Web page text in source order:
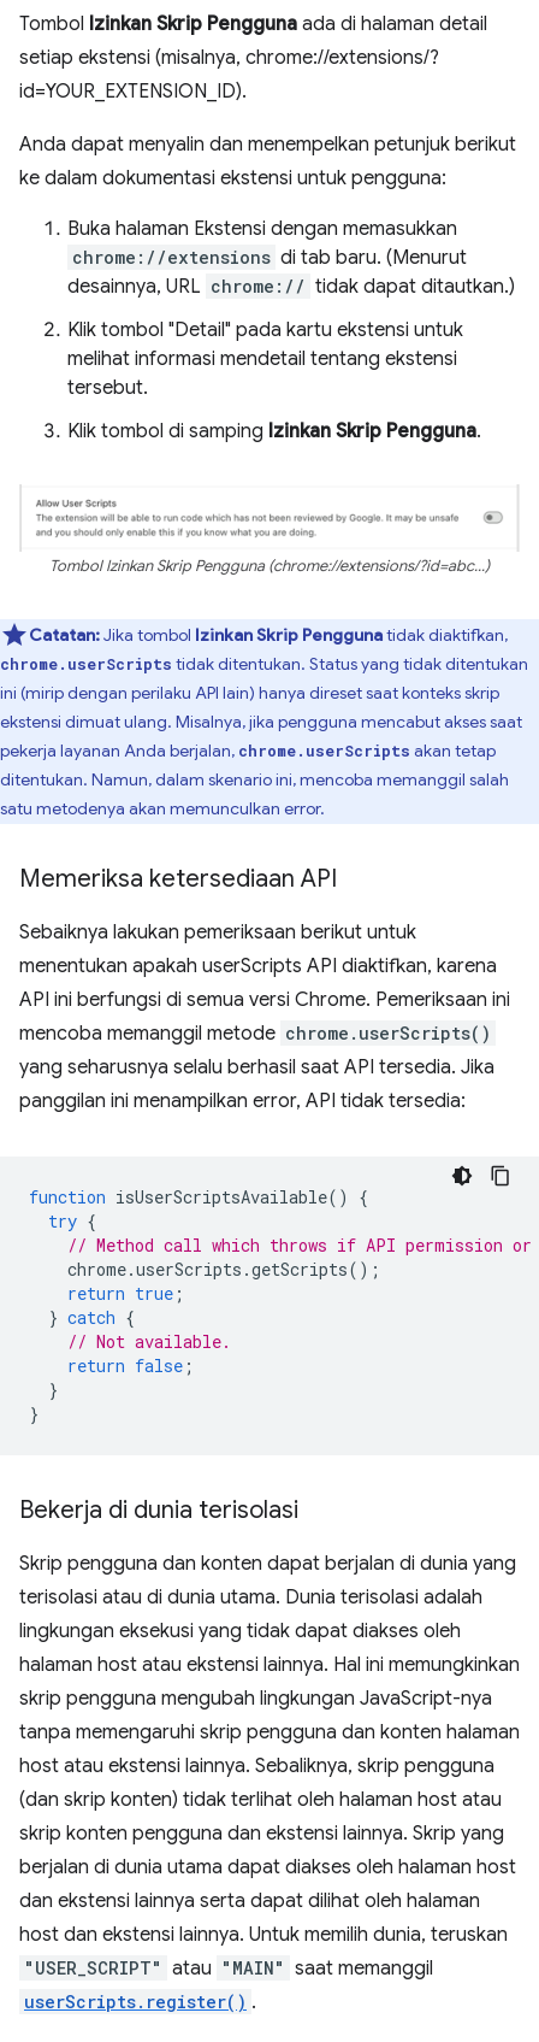
Tombol Izinkan Skrip Pengguna ada di halaman detail
setiap ekstensi (misalnya, chrome://extensions/?
id=YOUR_EXTENSION_ID).
Anda dapat menyalin dan menempelkan petunjuk berikut
ke dalam dokumentasi ekstensi untuk pengguna:
Buka halaman Ekstensi dengan memasukkan
chrome://extensions di tab baru. (Menurut
desainnya, URL chrome:// tidak dapat ditautkan.)
Klik tombol "Detail" pada kartu ekstensi untuk
melihat informasi mendetail tentang ekstensi
tersebut.
Klik tombol di samping Izinkan Skrip Pengguna.
Tombol Izinkan Skrip Pengguna (chrome://extensions/?id=abc...)
Catatan:Jika tombol Izinkan Skrip Penggunatidak diaktifkan,
chrome.userScripts tidak ditentukan. Status yang tidak ditentukan
ini (mirip dengan perilaku API lain) hanya direset saat konteks skrip
ekstensi dimuat ulang. Misalnya, jika pengguna mencabut akses saat
pekerja layanan Anda berjalan, chrome.userScripts akan tetap
ditentukan. Namun, dalam skenario ini, mencoba memanggil salah
satu metodenya akan memunculkan error.
Memeriksa ketersediaan API
Sebaiknya lakukan pemeriksaan berikut untuk
menentukan apakah userScripts API diaktifkan, karena
API ini berfungsi di semua versi Chrome. Pemeriksaan ini
mencoba memanggil metode chrome.userScripts()
yang seharusnya selalu berhasil saat API tersedia. Jika
panggilan ini menampilkan error, API tidak tersedia:
function isUserScriptsAvailable()
{
try {
// Method call which throws if API permission
chrome.userScripts .getScripts();
return true ;
} catch {
// Not available.
return false ;
}
}
Bekerja di dunia terisolasi
Skrip pengguna dan konten dapat berjalan di dunia yang
terisolasi atau di dunia utama. Dunia terisolasi adalah
lingkungan eksekusi yang tidak dapat diakses oleh
halaman host atau ekstensi lainnya. Hal ini memungkinkan
skrip pengguna mengubah lingkungan JavaScript-nya
tanpa memengaruhi skrip pengguna dan konten halaman
host atau ekstensi lainnya. Sebaliknya, skrip pengguna
(dan skrip konten) tidak terlihat oleh halaman host atau
skrip konten pengguna dan ekstensi lainnya. Skrip yang
berjalan di dunia utama dapat diakses oleh halaman host
dan ekstensi lainnya serta dapat dilihat oleh halaman
host dan ekstensi lainnya. Untuk memilih dunia, teruskan
"USER_SCRIPT" atau "MAIN" saat memanggil
userScripts.register() .